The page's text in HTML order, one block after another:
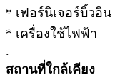
* เฟอร์นิเจอร์บิ้วอิน
* เครื่องใช้ไฟฟ้า
.
สถานที่ใกล้เคียง